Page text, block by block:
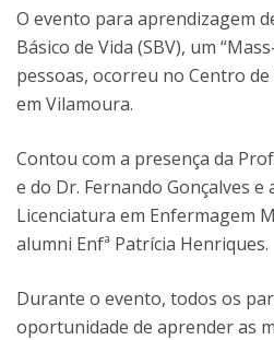
O evento para aprendizagem
Básico de Vida (SBV), um
pessoas, ocorreu no Centro
em Vilamoura.
Contou com a presença da
e do Dr. Fernando Gonçalves e
Licenciatura em Enfermagem
alumni Enfª Patrícia Henriques.
Durante o evento, todos os
oportunidade de aprender as